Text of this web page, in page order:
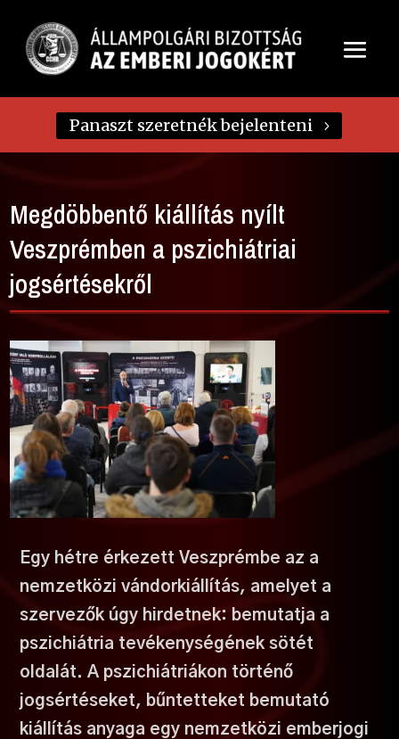
Panaszt szeretnék bejelenteni
Megdöbbentő kiállítás nyílt
Veszprémben a pszichiátriai
jogsértésekről
Egy hétre érkezett Veszprémbe az a
nemzetközi vándorkiállítás, amelyet a
szervezők úgy hirdetnek: bemutatja a
pszichiátria tevékenységének sötét
oldalát. A pszichiátriákon történő
jogsértéseket, bűntetteket bemutató
kiállítás anyaga egy nemzetközi emberjogi